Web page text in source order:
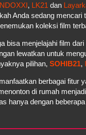
, LK21 dan
Anda sedang mencari
koleksi film
bisa menjelajahi film dari
lewatkan untuk
pilihan, SOHIB21,
berbagai fitur
di rumah
hanya dengan